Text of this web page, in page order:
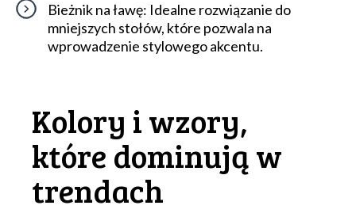
Bieżnik na ławę: Idealne rozwiązanie do
mniejszych stołów, które pozwala na
wprowadzenie stylowego akcentu.
Kolory i wzory,
które dominują w
trendach